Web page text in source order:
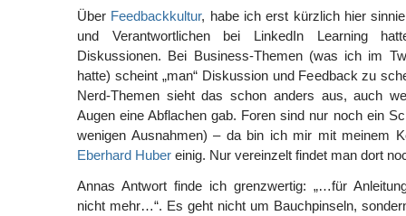
Über Feedbackkultur, habe ich erst kürzlich hier
und Verantwortlichen bei LinkedIn Learning
Diskussionen. Bei Business-Themen (was ich im
hatte) scheint „man“ Diskussion und Feedback zu
Nerd-Themen sieht das schon anders aus, auch
Augen eine Abflachen gab. Foren sind nur noch ein
wenigen Ausnahmen) – da bin ich mir mit meinem
Eberhard Huber einig. Nur vereinzelt findet man dort
Annas Antwort finde ich grenzwertig: „…für
nicht mehr…“. Es geht nicht um Bauchpinseln,